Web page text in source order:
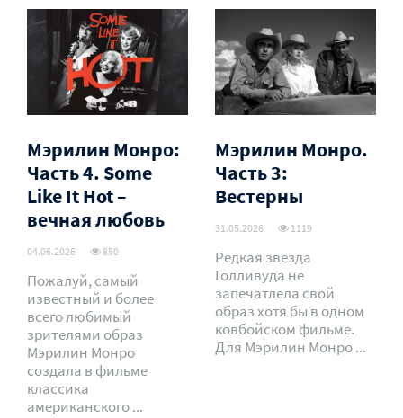
Мэрилин Монро:
Часть 4. Some
Like It Hot –
вечная любовь
04.06.2026 850
Пожалуй, самый
известный и более
всего любимый
зрителями образ
Мэрилин Монро
создала в фильме
классика
американского ...
Мэрилин Монро.
Часть 3:
Вестерны
31.05.2026 1119
Редкая звезда
Голливуда не
запечатлела свой
образ хотя бы в одном
ковбойском фильме.
Для Мэрилин Монро ...